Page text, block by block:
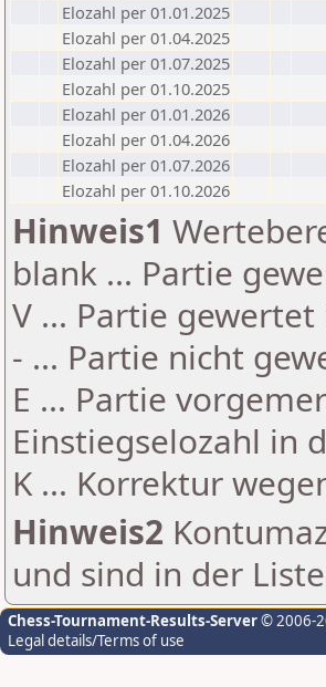
Elozahl per 01.01.2025
Elozahl per 01.04.2025
Elozahl per 01.07.2025
Elozahl per 01.10.2025
Elozahl per 01.01.2026
Elozahl per 01.04.2026
Elozahl per 01.07.2026
Elozahl per 01.10.2026
Hinweis1
blank ... Partie
V ... Partie
- ... Partie nicht
E ... Partie
Einstiegselozahl in
K ... Korrektur
Hinweis2
und sind in der
Chess-Tournament-Results-Server© 2006-
Legal details/Terms of use